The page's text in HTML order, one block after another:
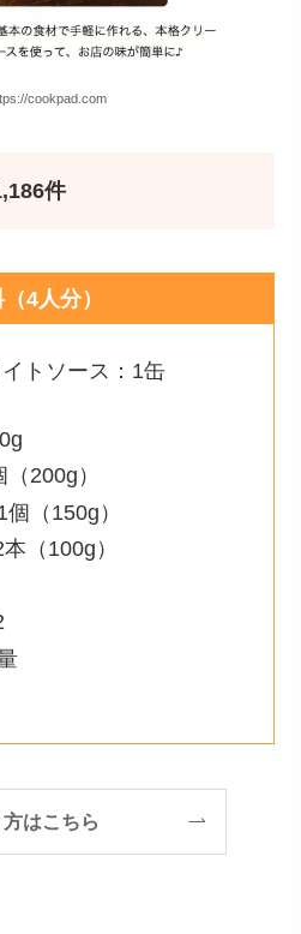
cookpad.com
件
4人分）
トソース：1缶
（200g）
個（150g）
本（100g）
はこちら